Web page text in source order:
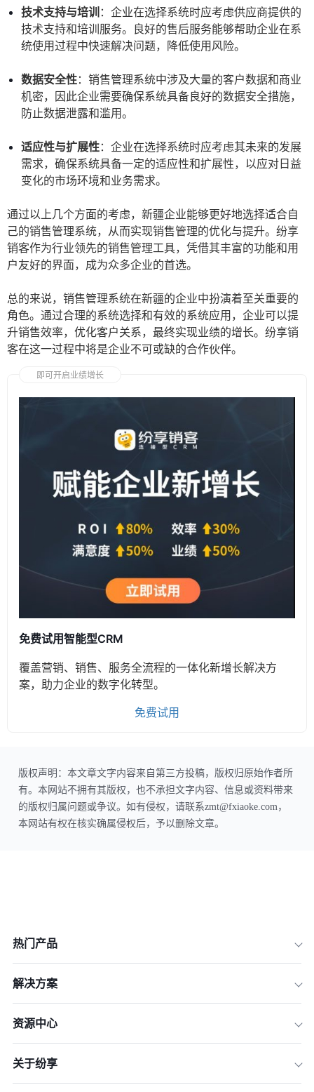
技术支持与培训 ：企业在选择系统时应考虑供应商提供的
技术支持和培训服务。良好的售后服务能够帮助企业在系
统使用过程中快速解决问题，降低使用风险。
数据安全性：销售管理系统中涉及大量的客户数据和商业
机密，因此企业需要确保系统具备良好的数据安全措施，
防止数据泄露和滥用。
适应性与扩展性：企业在选择系统时应考虑其未来的发展
需求，确保系统具备一定的适应性和扩展性，以应对日益
变化的市场环境和业务需求。
通过以上几个方面的考虑，新疆企业能够更好地选择适合自
己的销售管理系统，从而实现销售管理的优化与提升。纷享
销客作为行业领先的销售管理工具，凭借其丰富的功能和用
户友好的界面，成为众多企业的首选。
总的来说，销售管理系统在新疆的企业中扮演着至关重要的
角色。通过合理的系统选择和有效的系统应用，企业可以提
升销售效率，优化客户关系，最终实现业绩的增长。纷享销
客在这一过程中将是企业不可或缺的合作伙伴。
即可开启业绩增长
免费试用智能型CRM
覆盖营销、销售、服务全流程的一体化新增长解决方
案，助力企业的数字化转型。
免费试用
版权声明：本文章文字内容来自第三方投稿，版权归原始作者所
有。本网站不拥有其版权，也不承担文字内容、信息或资料带来
的版权归属问题或争议。如有侵权，请联系zmt@fxiaoke.com，
本网站有权在核实确属侵权后，予以删除文章。
热门产品
解决方案
资源中心
关于纷享